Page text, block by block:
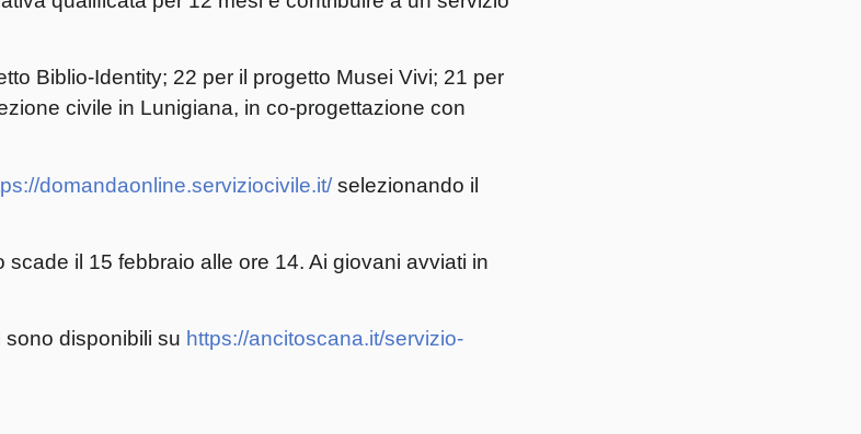
Biblio-Identity; 22 per il progetto Musei Vivi; 21 per
civile in Lunigiana, in co-progettazione con
domandaonline.serviziocivile.it/selezionando il
il 15 febbraio alle ore 14. Ai giovani avviati in
disponibili su https://ancitoscana.it/servizio-